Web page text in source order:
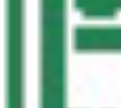
– beveik 110